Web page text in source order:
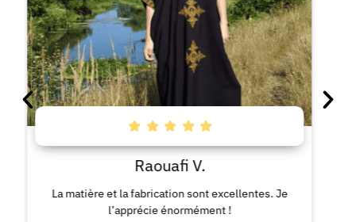
Raouafi V.
La matière et la fabrication sont excellentes. Je
l’apprécie énormément !